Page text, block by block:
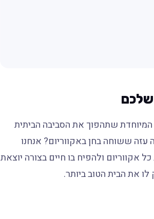
שלכם
שתהפוך את הסביבה הביתית
ששוחה בחן באקווריום? אנחנו
אקווריום ולהפיח בו חיים בצורה יוצאת
את הבית הטוב ביותר.